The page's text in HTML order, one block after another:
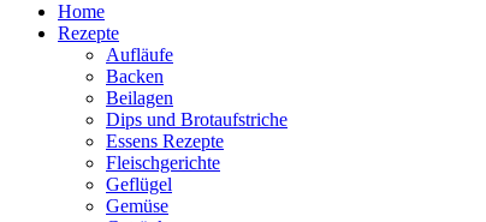
Home
Rezepte
Aufläufe
Backen
Beilagen
Dips und Brotaufstriche
Essens Rezepte
Fleischgerichte
Geflügel
Gemüse